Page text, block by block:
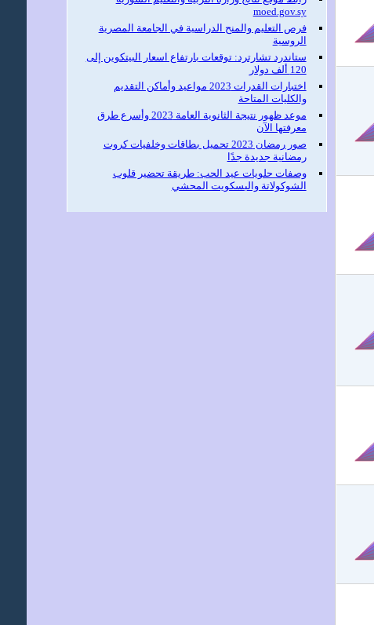
moed.gov.sy
فرص التعليم والمنح الدراسية في الجامعة المصرية
الروسية
ستاندرد تشارترد: توقعات بارتفاع اسعار البيتكوين إلى
120 ألف دولار
اختبارات القدرات 2023 مواعيد وأماكن التقديم
والكليات المتاحة
موعد ظهور نتيجة الثانوية العامة 2023 وأسرع طرق
معرفتها الآن
صور رمضان 2023 تحميل بطاقات وخلفيات كروت
رمضانية جديدة جدًا
وصفات حلويات عيد الحب: طريقة تحضير قلوب
الشوكولاتة والبسكويت المحشي